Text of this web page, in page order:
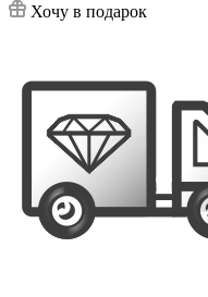
Хочу в подарок